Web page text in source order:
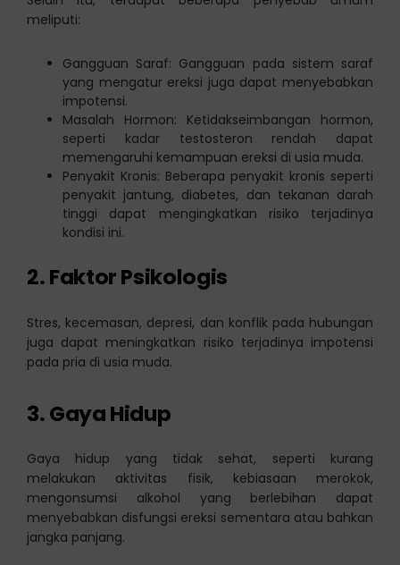
meliputi:
Gangguan Saraf: Gangguan pada sistem saraf
yang mengatur ereksi juga dapat menyebabkan
impotensi.
Masalah Hormon: Ketidakseimbangan hormon,
seperti kadar testosteron rendah dapat
memengaruhi kemampuan ereksi di usia muda.
Penyakit Kronis: Beberapa penyakit kronis seperti
penyakit jantung, diabetes, dan tekanan darah
tinggi dapat mengingkatkan risiko terjadinya
kondisi ini.
2. Faktor Psikologis
Stres, kecemasan, depresi, dan konflik pada hubungan
juga dapat meningkatkan risiko terjadinya impotensi
pada pria di usia muda.
3. Gaya Hidup
Gaya hidup yang tidak sehat, seperti kurang
melakukan aktivitas fisik, kebiasaan merokok,
mengonsumsi alkohol yang berlebihan dapat
menyebabkan disfungsi ereksi sementara atau bahkan
jangka panjang.